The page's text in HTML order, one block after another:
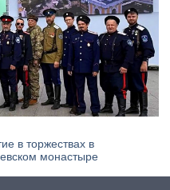
в торжествах в
монастыре